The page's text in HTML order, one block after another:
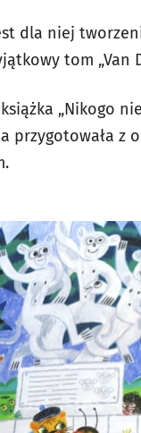
dla niej
tom
książka „Nikogo
przygotowała